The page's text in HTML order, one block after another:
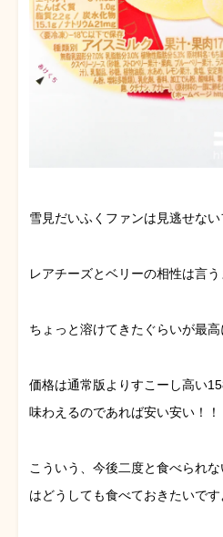
雪見だいふくファンは見逃せない
レアチーズとベリーの相性は言う
ちょっと溶けてきたぐらいが最高
価格は通常版よりすこーし高い
味わえるのであれば安い安い！！
こういう、今後二度と食べられ
はどうしても食べておきたいです